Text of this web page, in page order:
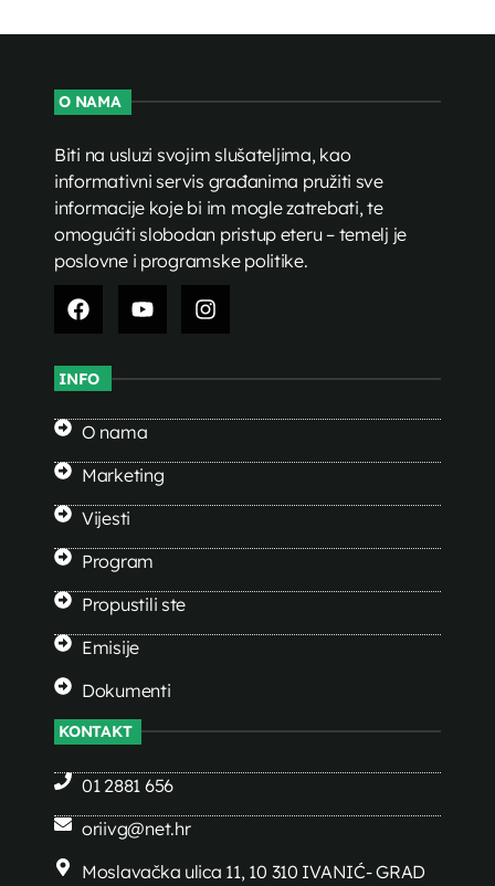
O NAMA
Biti na usluzi svojim slušateljima, kao
informativni servis građanima pružiti sve
informacije koje bi im mogle zatrebati, te
omogućiti slobodan pristup eteru – temelj je
poslovne i programske politike.
INFO
O nama
Marketing
Vijesti
Program
Propustili ste
Emisije
Dokumenti
KONTAKT
01 2881 656
oriivg@net.hr
Moslavačka ulica 11, 10 310 IVANIĆ- GRAD